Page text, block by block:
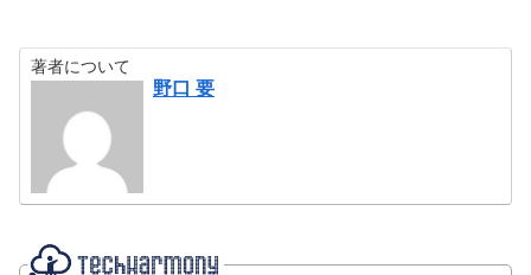
著者について
野口 要